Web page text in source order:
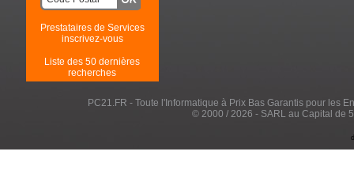
Prestataires de Services
inscrivez-vous
Liste des 50 dernières
recherches
PC21.FR - Toute l'Informatique à Prix Bas Garantis pour les
© 2000 / 2026 - SARL au Capital de